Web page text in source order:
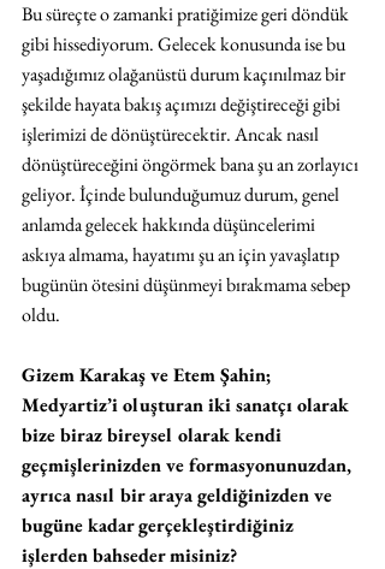
Bu süreçte o zamanki pratiğimize geri döndük
gibi hissediyorum. Gelecek konusunda ise bu
yaşadığımız olağanüstü durum kaçınılmaz bir
şekilde hayata bakış açımızı değiştireceği gibi
işlerimizi de dönüştürecektir. Ancak nasıl
dönüştüreceğini öngörmek bana şu an zorlayıcı
geliyor. İçinde bulunduğumuz durum, genel
anlamda gelecek hakkında düşüncelerimi
askıya almama, hayatımı şu an için yavaşlatıp
bugünün ötesini düşünmeyi bırakmama sebep
oldu.
Gizem Karakaş ve Etem Şahin;
Medyartiz’i oluşturan iki sanatçı olarak
bize biraz bireysel olarak kendi
geçmişlerinizden ve formasyonunuzdan,
ayrıca nasıl bir araya geldiğinizden ve
bugüne kadar gerçekleştirdiğiniz
işlerden bahseder misiniz?